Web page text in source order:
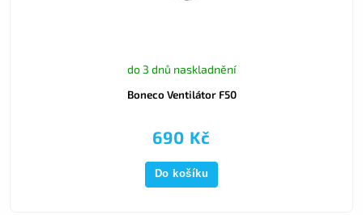
Boneco Ventilátor F50
do 3 dnů naskladnění
690 Kč
Do košíku